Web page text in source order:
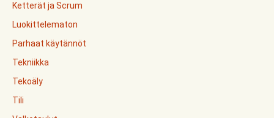
Ketterät ja Scrum
Luokittelematon
Parhaat käytännöt
Tekniikka
Tekoäly
Tili